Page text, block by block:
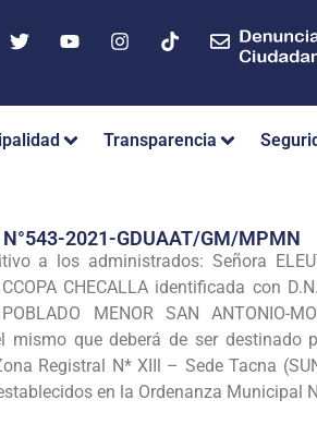
Transparencia
N°543-2021-GDUAAT/GM/MPMN
a los administrados: Señora
CHECALLA identificada con
POBLADO MENOR SAN
mismo que deberá de ser destinado
Registral N* XIIl – Sede Tacna
en la Ordenanza